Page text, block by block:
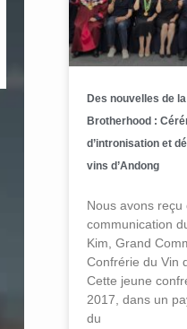
Des nouvelles de
Brotherhood :
d’intronisation et
vins d’Andong
Nous avons reçu
communication
Kim, Grand
Confrérie du Vin
Cette jeune
2017, dans un
du